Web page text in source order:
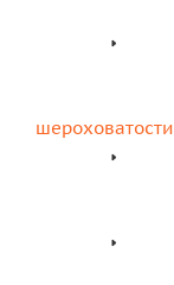
шероховатости